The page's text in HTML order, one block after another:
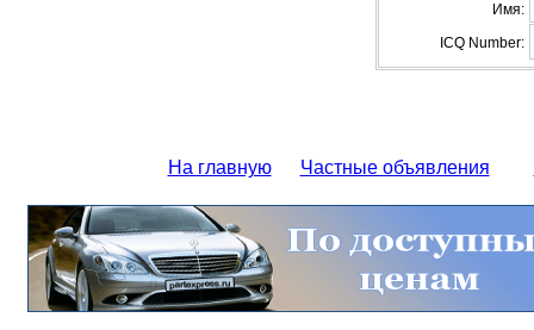
Имя:
ICQ Number:
На главную Частные объявления